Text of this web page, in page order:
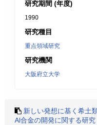
研究期間 (年度)
1990
研究種目
重点領域研究
研究機関
大阪府立大学
新しい発想に基く希土
Al合金の開発に関する研究